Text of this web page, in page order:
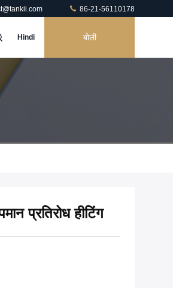
86-21-56110178
Hindi बोली
प्रतिरोध हीटिंग